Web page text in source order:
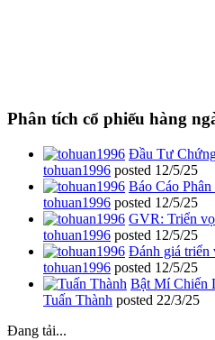
Phân tích cổ phiếu hàng
Đầu Tư
tohuan1996 posted 12/5/25
Báo Cáo
tohuan1996 posted 12/5/25
GVR: Triển
tohuan1996 posted 12/5/25
Đánh giá triển
tohuan1996 posted 12/5/25
Bật Mí Chiến
Tuấn Thành posted 22/3/25
Đang tải...